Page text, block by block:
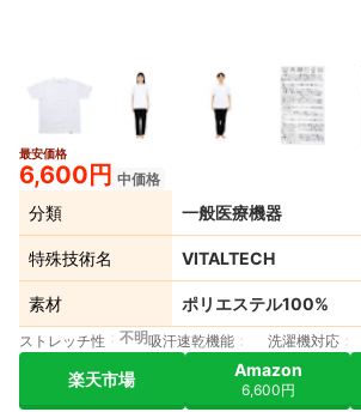
最安価格
6,600円 中価格
分類 一般医療機器
特殊技術名 VITALTECH
素材 ポリエステル100%
ストレッチ性 不明吸汗速乾機能 洗濯機対応
楽天市場 Amazon
6,600円